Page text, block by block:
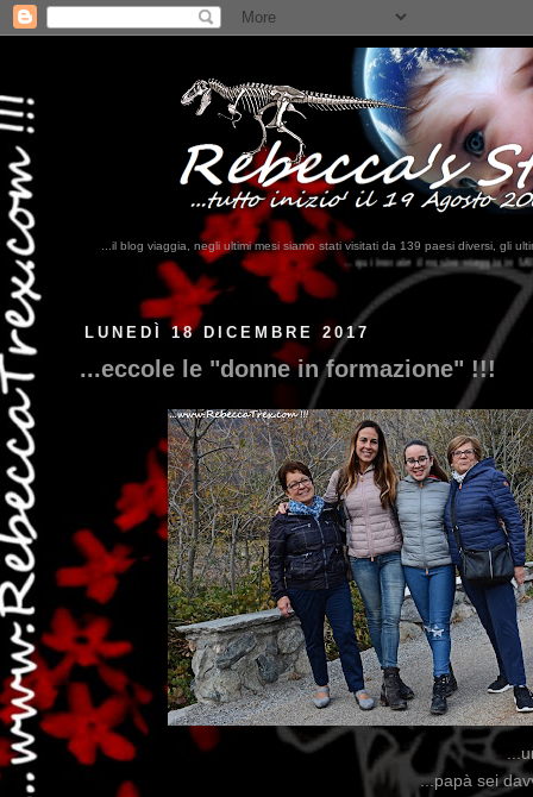
...il blog viaggia, negli ultimi mesi siamo stati visitati da 139 paesi diversi, gli
...qui trovate il nostro viaggio in MESSICO 2023...clikka qui !!!
LUNEDÌ 18 DICEMBRE 2017
...eccole le "donne in formazione" !!!
...papà sei